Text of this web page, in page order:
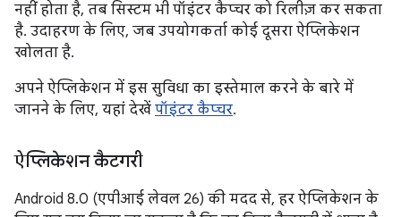
नहीं होता है, तब सिस्टम भी पॉइंटर कैप्चर को रिलीज़ कर सकता
है. उदाहरण के लिए, जब उपयोगकर्ता कोई दूसरा ऐप्लिकेशन
खोलता है.
अपने ऐप्लिकेशन में इस सुविधा का इस्तेमाल करने के बारे में
जानने के लिए, यहां देखें पॉइंटर कैप्चर.
ऐप्लिकेशन कैटगरी
Android 8.0 (एपीआई लेवल 26) की मदद से, हर ऐप्लिकेशन के